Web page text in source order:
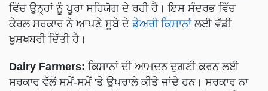
ਵਿੱਚ ਉਨ੍ਹਾਂ ਨੂੰ ਪੂਰਾ ਸਹਿਯੋਗ ਦੇ ਰਹੀ ਹੈ। ਇਸ ਸੰਦਰਭ ਵਿੱਚ
ਕੇਰਲ ਸਰਕਾਰ ਨੇ ਆਪਣੇ ਸੂਬੇ ਦੇ ਡੇਅਰੀ ਕਿਸਾਨਾਂਲਈ ਵੱਡੀ
ਖੁਸ਼ਖਬਰੀ ਦਿੱਤੀ ਹੈ।
Dairy Farmers: ਕਿਸਾਨਾਂ ਦੀ ਆਮਦਨ ਦੁਗਣੀ ਕਰਨ ਲਈ
ਸਰਕਾਰ ਵੱਲੋਂ ਸਮੇਂ-ਸਮੇਂ 'ਤੇ ਉਪਰਾਲੇ ਕੀਤੇ ਜਾਂਦੇ ਹਨ। ਸਰਕਾਰ ਨਾ